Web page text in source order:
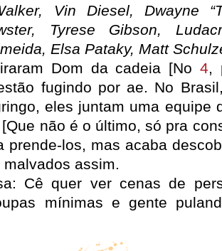
Vin Diesel, Dwayne
Tyrese Gibson,
Elsa Pataky, Matt
Dom da cadeia [No4,
fugindo por ae. No
eles juntam uma equipe
não é o último, só pra
prende-los, mas acaba
assim.
Cê quer ver cenas de
mínimas e gente